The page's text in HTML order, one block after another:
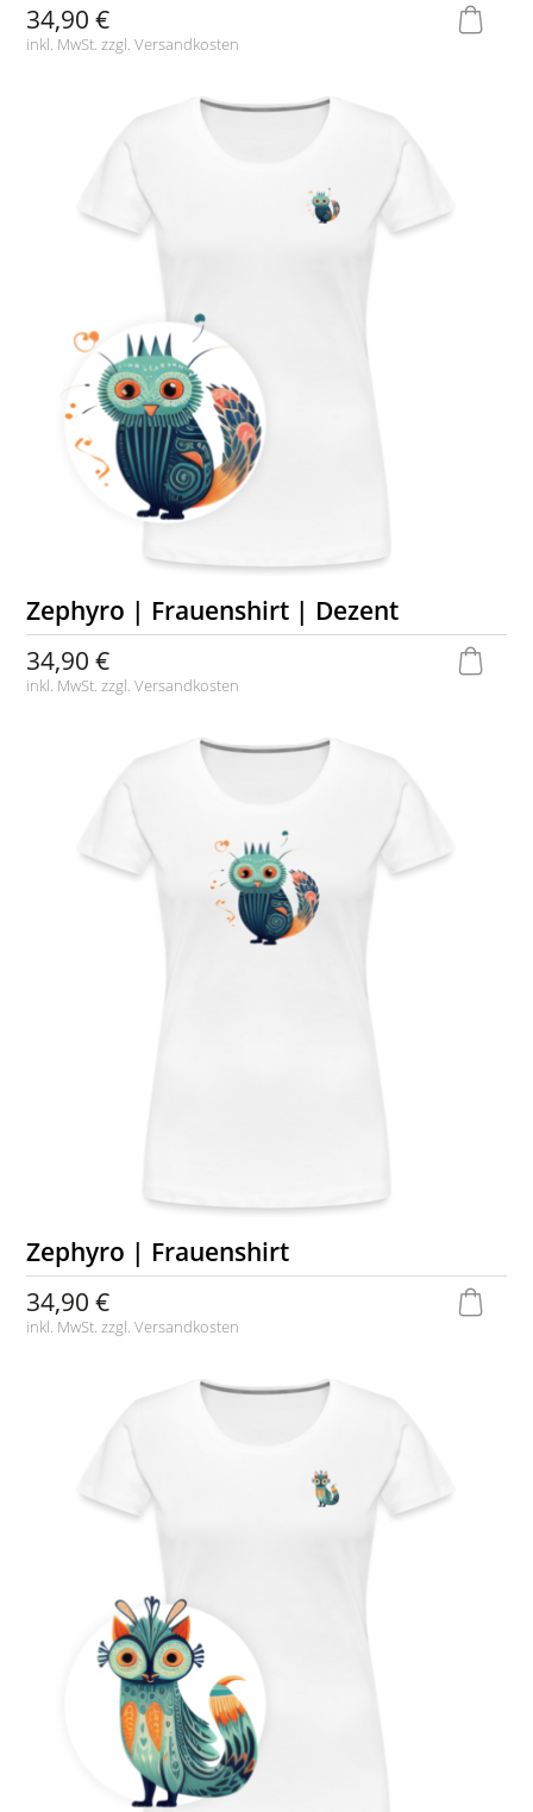
34,90 €
inkl. MwSt. zzgl.Versandkosten
Zephyro | Frauenshirt | Dezent
34,90 €
inkl. MwSt. zzgl.Versandkosten
Zephyro | Frauenshirt
34,90 €
inkl. MwSt. zzgl.Versandkosten